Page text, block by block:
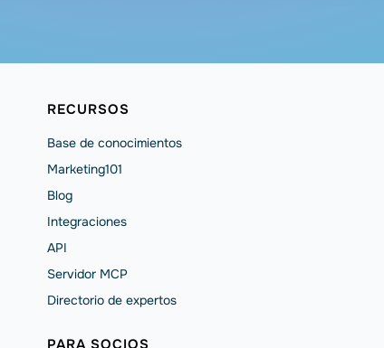
RECURSOS
Base de conocimientos
Marketing101
Blog
Integraciones
API
Servidor MCP
Directorio de expertos
PARA SOCIOS